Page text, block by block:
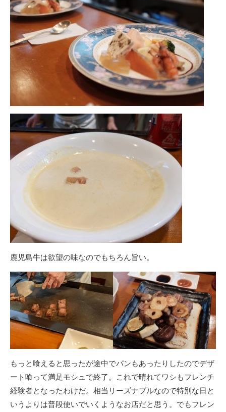
鹿児島牛は欲望の味なのでもちろん旨い。
もっと喰えると思ったが途中でパンもあったりしたのでデザ
ート喰って満足モシュで終了。これで晴れてワシもフレンチ
経験者となったわけだ。相当リーズナブルなので特別な日と
いうよりは普段使いでいくようなお店だと思う。でもフレン